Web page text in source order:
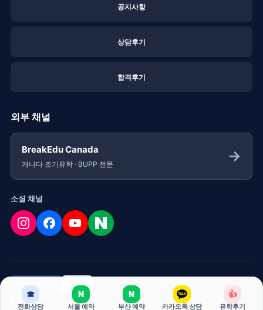
공지사항
상담후기
합격후기
외부 채널
BreakEdu Canada
캐나다 조기유학 · BUPP 전문 →
소셜 채널
BREAKEDU BUPP 회사 소개개인정보 처리 방침
TOP
☎
전화상담
N
서울 예약
N
부산 예약 카카오톡 상담
👍
유학후기